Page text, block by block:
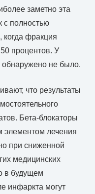
заметно эта
с полностью
когда фракция
процентов. У
обнаружено не было.
что результаты
Бета-блокаторы
лечения
при сниженной
медицинских
в будущем
инфаркта могут